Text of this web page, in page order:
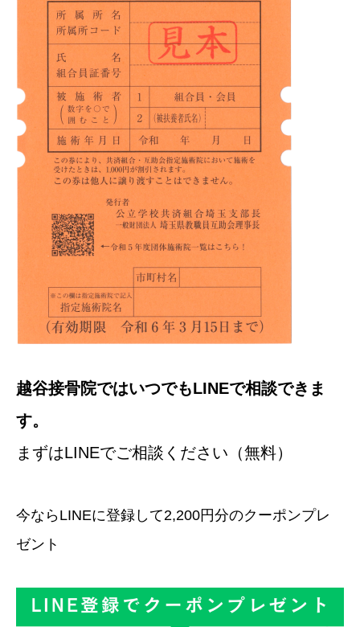
越谷接骨院ではいつでもLINEで相談できま
す。
まずはLINEでご相談ください（無料）
今ならLINEに登録して2,200円分のクーポンプレ
ゼント